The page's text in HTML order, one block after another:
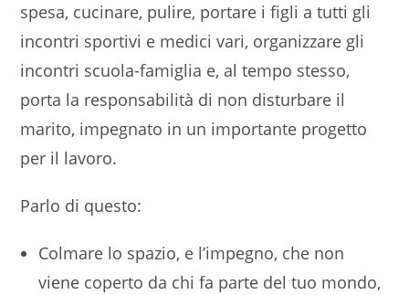
spesa, cucinare, pulire, portare i figli a tutti gli
incontri sportivi e medici vari, organizzare gli
incontri scuola-famiglia e, al tempo stesso,
porta la responsabilità di non disturbare il
marito, impegnato in un importante progetto
per il lavoro.
Parlo di questo:
Colmare lo spazio, e l’impegno, che non
viene coperto da chi fa parte del tuo mondo,